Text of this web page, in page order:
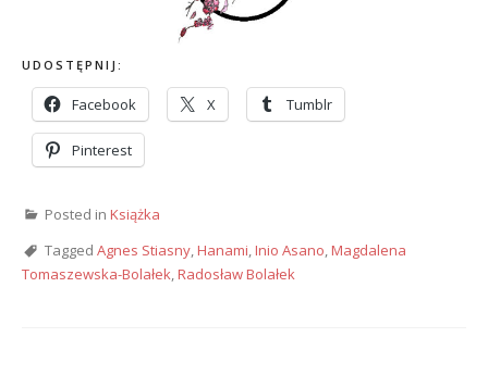
UDOSTĘPNIJ:
Facebook X Tumblr
Pinterest
Posted in Książka
Tagged Agnes Stiasny,Hanami,Inio Asano,Magdalena
Tomaszewska-Bolałek,Radosław Bolałek